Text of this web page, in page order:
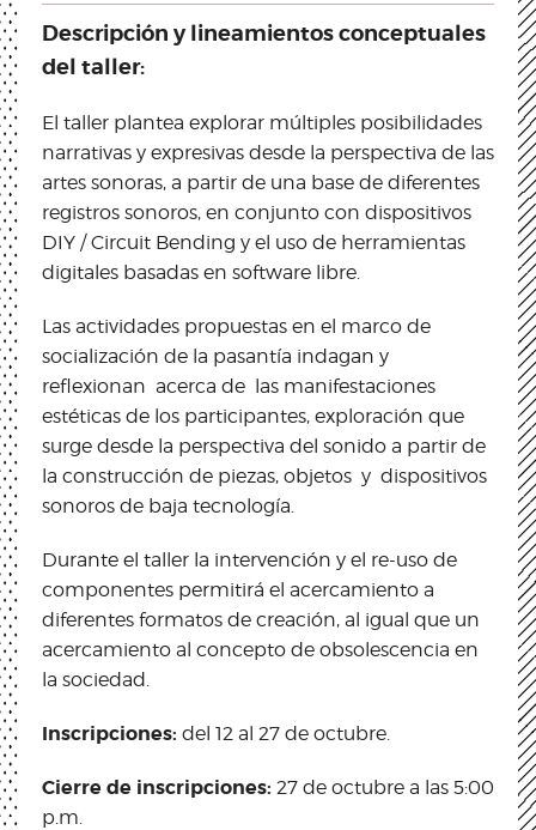
Descripción y lineamientos conceptuales
del taller:
El taller plantea explorar múltiples posibilidades
narrativas y expresivas desde la perspectiva de las
artes sonoras, a partir de una base de diferentes
registros sonoros, en conjunto con dispositivos
DIY / Circuit Bending y el uso de herramientas
digitales basadas en software libre.
Las actividades propuestas en el marco de
socialización de la pasantía indagan y
reflexionan acerca de las manifestaciones
estéticas de los participantes, exploración que
surge desde la perspectiva del sonido a partir de
la construcción de piezas, objetos y dispositivos
sonoros de baja tecnología.
Durante el taller la intervención y el re-uso de
componentes permitirá el acercamiento a
diferentes formatos de creación, al igual que un
acercamiento al concepto de obsolescencia en
la sociedad.
Inscripciones: del 12 al 27 de octubre.
Cierre de inscripciones: 27 de octubre a las 5:00
p.m.